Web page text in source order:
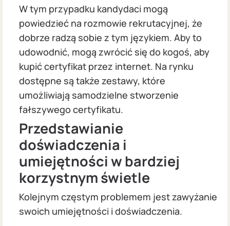
W tym przypadku kandydaci mogą
powiedzieć na rozmowie rekrutacyjnej, że
dobrze radzą sobie z tym językiem. Aby to
udowodnić, mogą zwrócić się do kogoś, aby
kupić certyfikat przez internet. Na rynku
dostępne są także zestawy, które
umożliwiają samodzielne stworzenie
fałszywego certyfikatu.
Przedstawianie
doświadczenia i
umiejętności w bardziej
korzystnym świetle
Kolejnym częstym problemem jest zawyżanie
swoich umiejętności i doświadczenia.